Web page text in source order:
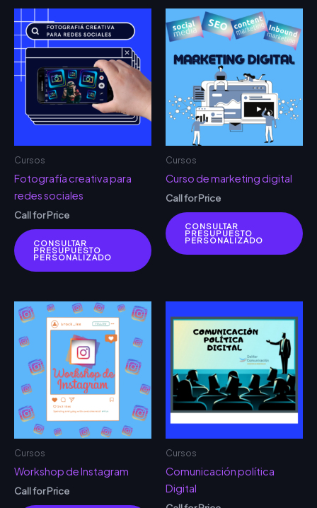
Cursos
Fotografía creativa para
redes sociales
Call for Price
CONSULTAR
PRESUPUESTO
PERSONALIZADO
Cursos
Curso de marketing digital
Call for Price
CONSULTAR
PRESUPUESTO
PERSONALIZADO
Cursos
Workshop de Instagram
Call for Price
Cursos
Comunicación política
Digital